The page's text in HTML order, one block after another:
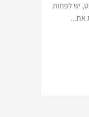
יש לפחות
את...